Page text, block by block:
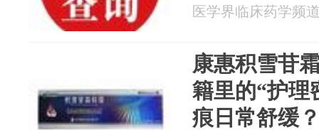
医学界临床药学频
康惠积雪苷
籍里的“护理
痕日常舒缓